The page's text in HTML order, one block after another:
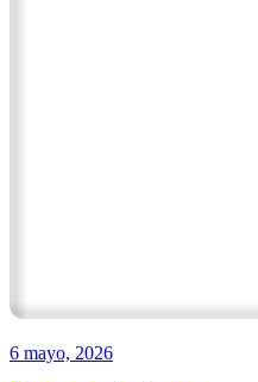
6 mayo, 2026